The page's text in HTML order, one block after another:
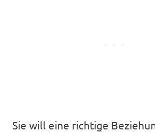
Sie will eine richtige